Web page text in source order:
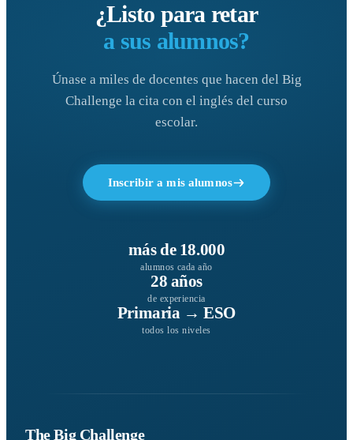
¿Listo para retar
a sus alumnos?
Únase a miles de docentes que hacen del Big
Challenge la cita con el inglés del curso
escolar.
Inscribir a mis alumnos
más de 18.000
alumnos cada año
28 años
de experiencia
Primaria → ESO
todos los niveles
The Big Challenge